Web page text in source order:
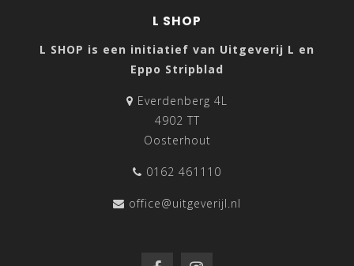
L SHOP
L SHOP is een initiatief van Uitgeverij L en
Eppo Stripblad
Everdenberg 4L
4902 TT
Oosterhout
0162 461110
office@uitgeverijl.nl